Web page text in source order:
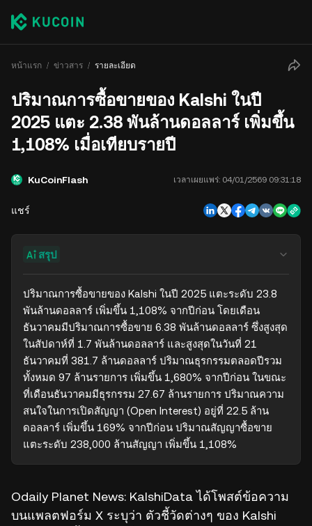
หน้าแรก ข่าวสาร รายละเอียด
ปริมาณการซื้อขายของ Kalshi ในปี
2025 แตะ 2.38 พันล้านดอลลาร์ เพิ่มขึ้น
1,108% เมื่อเทียบรายปี
KuCoinFlash เวลาเผยแพร่: 04/01/2569 09:31:18
แชร์
สรุป
ปริมาณการซื้อขายของ Kalshi ในปี 2025 แตะระดับ 23.8
พันล้านดอลลาร์ เพิ่มขึ้น 1,108% จากปีก่อน โดยเดือน
ธันวาคมมีปริมาณการซื้อขาย 6.38 พันล้านดอลลาร์ ซึ่งสูงสุด
ในสัปดาห์ที่ 1.7 พันล้านดอลลาร์ และสูงสุดในวันที่ 21
ธันวาคมที่ 381.7 ล้านดอลลาร์ ปริมาณธุรกรรมตลอดปีรวม
ทั้งหมด 97 ล้านรายการ เพิ่มขึ้น 1,680% จากปีก่อน ในขณะ
ที่เดือนธันวาคมมีธุรกรรม 27.67 ล้านรายการ ปริมาณความ
สนใจในการเปิดสัญญา (Open Interest) อยู่ที่ 22.5 ล้าน
ดอลลาร์ เพิ่มขึ้น 169% จากปีก่อน ปริมาณสัญญาซื้อขาย
แตะระดับ 238,000 ล้านสัญญา เพิ่มขึ้น 1,108%
Odaily Planet News: KalshiData ได้โพสต์ข้อความ
บนแพลตฟอร์ม X ระบุว่า ตัวชี้วัดต่างๆ ของ Kalshi